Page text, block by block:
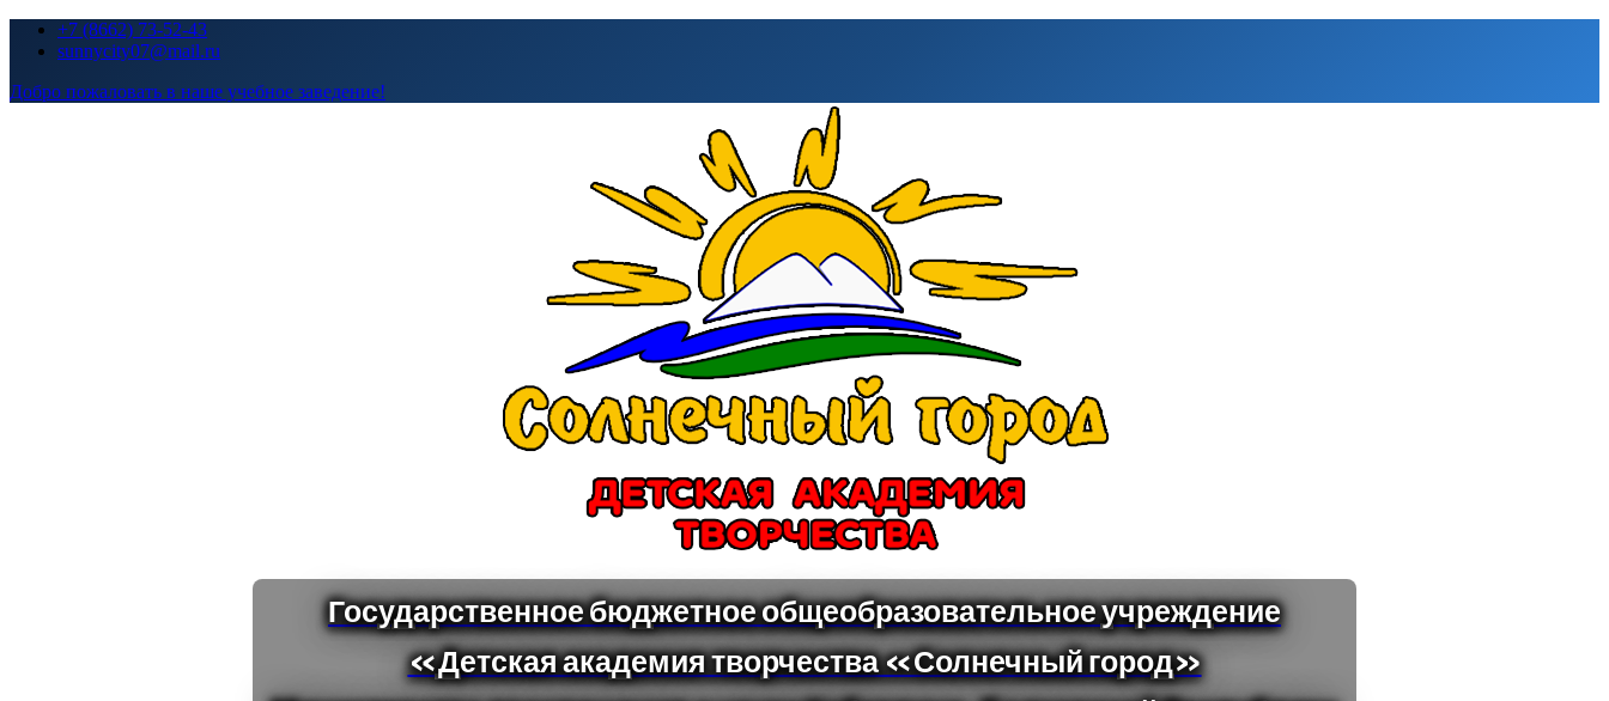
Перейти+7 (8662) 73-52-43
sunnycity07@mail.ru
Добро пожаловать в наше учебное заведение!